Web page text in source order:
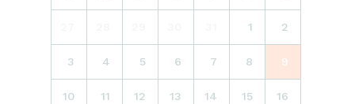
1 2
3 4 5 6 7 8 9
10 11 12 13 14 15 16